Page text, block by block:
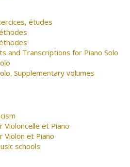
études
and Transcriptions for Piano Solo
Supplementary volumes
Violoncelle et Piano
Violon et Piano
schools